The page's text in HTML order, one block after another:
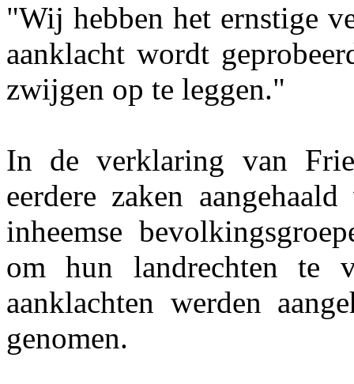
"Wij hebben het ernstige
aanklacht wordt
zwijgen op te leggen."
In de verklaring van
eerdere zaken
inheemse
om hun landrechten te
aanklachten werden
genomen.